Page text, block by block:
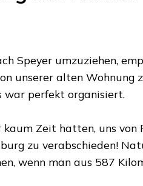
Speyerumzuziehen,
unserer alten Wohnung
war perfekt organisiert.
kaum Zeit hatten, uns von
zu verabschieden!
wenn man aus 587